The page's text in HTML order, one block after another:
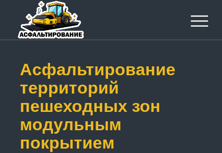
Асфальтирование
территорий
пешеходных зон
модульным
покрытием